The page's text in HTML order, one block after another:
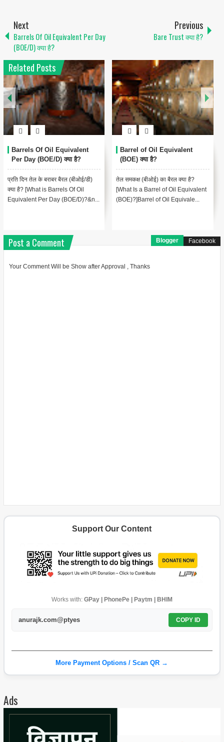
Next
Barrels Of Oil Equivalent Per Day
(BOE/D) क्या है?
Previous
Bare Trust क्या है?
Related Posts
Barrels Of Oil Equivalent
Per Day (BOE/D) क्या है?
प्रति दिन तेल के बराबर बैरल (बीओई/डी)
क्या है? [What is Barrels Of Oil
Equivalent Per Day (BOE/D)?&n...
Barrel of Oil Equivalent
(BOE) क्या है?
तेल समकक्ष (बीओई) का बैरल क्या है?
[What Is a Barrel of Oil Equivalent
(BOE)?]Barrel of Oil Equivale...
Post a Comment Blogger Facebook
Your Comment Will be Show after Approval , Thanks
Support Our Content
Works with: GPay | PhonePe | Paytm | BHIM
anurajk.com@ptyes COPY ID
More Payment Options / Scan QR →
Ads